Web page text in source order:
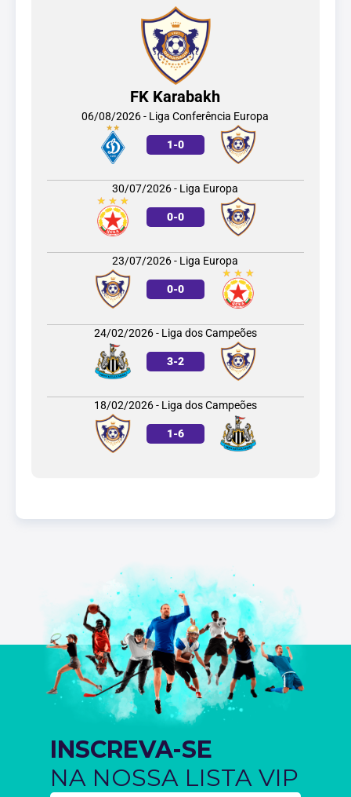
FK Karabakh
06/08/2026 - Liga Conferência Europa
1-0
30/07/2026 - Liga Europa
0-0
23/07/2026 - Liga Europa
0-0
24/02/2026 - Liga dos Campeões
3-2
18/02/2026 - Liga dos Campeões
1-6
INSCREVA-SE
NA NOSSA LISTA VIP